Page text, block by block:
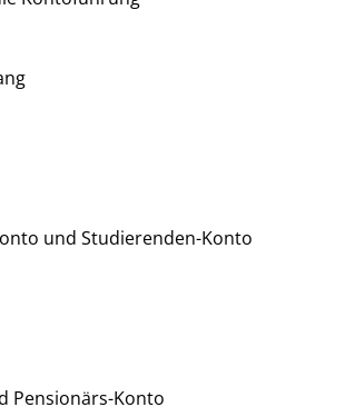
und Studierenden-Konto
Pensionärs-Konto